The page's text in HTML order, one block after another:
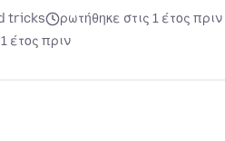
tricks
ρωτήθηκε στις 1 έτος πριν
1 έτος πριν